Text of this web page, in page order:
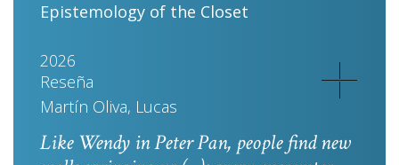
Epistemology of the Closet
2026
Reseña
Martín Oliva, Lucas
Like Wendy inPeter Pan, people find new